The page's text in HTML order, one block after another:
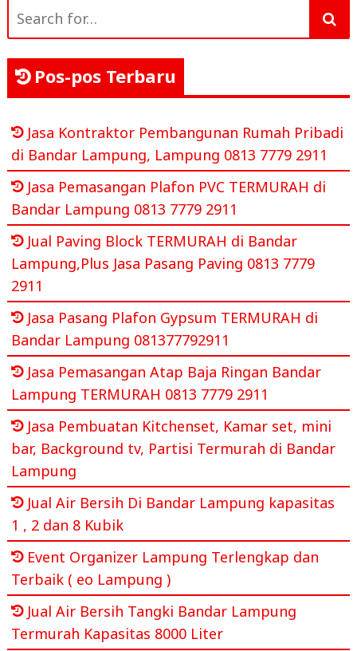
for:
Pos-pos Terbaru
Jasa Kontraktor Pembangunan Rumah Pribadi
di Bandar Lampung, Lampung 0813 7779 2911
Jasa Pemasangan Plafon PVC TERMURAH di
Bandar Lampung 0813 7779 2911
Jual Paving Block TERMURAH di Bandar
Lampung,Plus Jasa Pasang Paving 0813 7779
2911
Jasa Pasang Plafon Gypsum TERMURAH di
Bandar Lampung 081377792911
Jasa Pemasangan Atap Baja Ringan Bandar
Lampung TERMURAH 0813 7779 2911
Jasa Pembuatan Kitchenset, Kamar set, mini
bar, Background tv, Partisi Termurah di Bandar
Lampung
Jual Air Bersih Di Bandar Lampung kapasitas
1 , 2 dan 8 Kubik
Event Organizer Lampung Terlengkap dan
Terbaik ( eo Lampung )
Jual Air Bersih Tangki Bandar Lampung
Termurah Kapasitas 8000 Liter